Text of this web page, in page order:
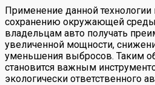
Применение данной технологии
сохранению окружающей
владельцам авто получать
увеличенной мощности,
уменьшения выбросов. Таким
становится важным
экологически ответственного